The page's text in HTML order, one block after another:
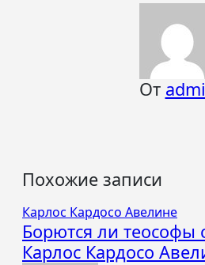
От
Похожие записи
Карлос Кардосо Авелине
Борются ли теософы
Карлос Кардосо